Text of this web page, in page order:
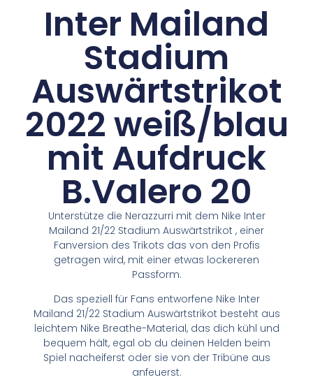
Inter Mailand
Stadium
Auswärtstrikot
2022 weiß/blau
mit Aufdruck
B.Valero 20
Unterstütze die Nerazzurri mit dem Nike Inter
Mailand 21/22 Stadium Auswärtstrikot , einer
Fanversion des Trikots das von den Profis
getragen wird, mit einer etwas lockereren
Passform.
Das speziell für Fans entworfene Nike Inter
Mailand 21/22 Stadium Auswärtstrikot besteht aus
leichtem Nike Breathe-Material, das dich kühl und
bequem hält, egal ob du deinen Helden beim
Spiel nacheiferst oder sie von der Tribüne aus
anfeuerst.